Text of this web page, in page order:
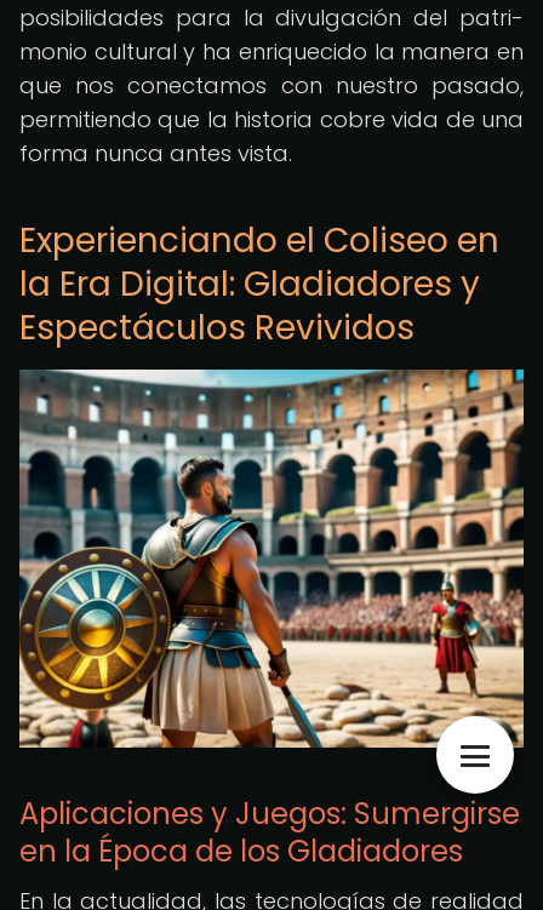
posibilidades para la divulgación del patri-
monio cultural y ha enriquecido la manera en
que nos conectamos con nuestro pasado,
permitiendo que la historia cobre vida de una
forma nunca antes vista.
Experienciando el Coliseo en
la Era Digital: Gladiadores y
Espectáculos Revividos
Aplicaciones y Juegos: Sumergirse
en la Época de los Gladiadores
En la actualidad, las tecnologías de realidad